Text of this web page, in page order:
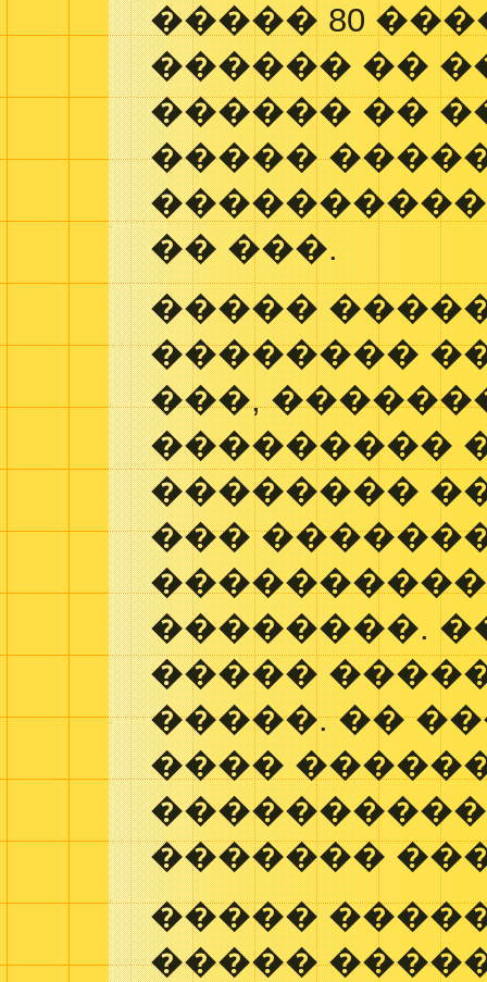
����� 80
������ ��
������ ��
�����
�� ���.
�����
��������
���,
���������
��������
���
��������.
�����
�����. ��
����
�������
�����
�����